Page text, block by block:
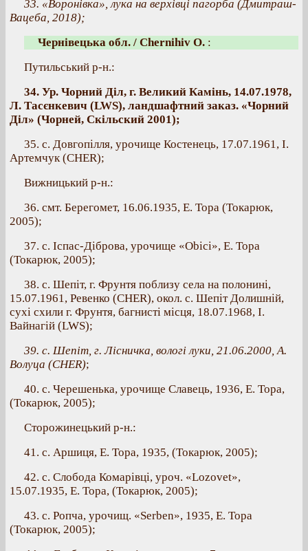
33. «Воронівка», лука на верхівці пагорба (Дмитраш-
Вацеба, 2018);
Чернівецька обл. / Chernihiv O. :
Путильський р-н.:
34. Ур. Чорний Діл, г. Великий Камінь, 14.07.1978,
Л. Тасєнкевич (LWS), ландшафтний заказ. «Чорний
Діл» (Чорней, Скільский 2001);
35. с. Довгопілля, урочище Костенець, 17.07.1961, І.
Артемчук (CHER);
Вижницький р-н.:
36. смт. Берегомет, 16.06.1935, Е. Тора (Токарюк,
2005);
37. с. Іспас-Діброва, урочище «Obici», E. Toрa
(Токарюк, 2005);
38. с. Шепіт, г. Фрунтя поблизу села на полонині,
15.07.1961, Ревенко (CHER), окол. с. Шепіт Долишній,
сухі схили г. Фрунтя, багнисті місця, 18.07.1968, І.
Вайнагій (LWS);
39. с. Шепіт, г. Лісничка, вологі луки, 21.06.2000, А.
Волуца (CHER);
40. c. Черешенька, урочище Славець, 1936, Е. Тора,
(Токарюк, 2005);
Сторожинецький р-н.:
41. с. Аршиця, Е. Тора, 1935, (Токарюк, 2005);
42. с. Слобода Комарівці, уроч. «Lozovet»,
15.07.1935, Е. Тора, (Токарюк, 2005);
43. с. Ропча, урочищ. «Serben», 1935, Е. Тора
(Токарюк, 2005);